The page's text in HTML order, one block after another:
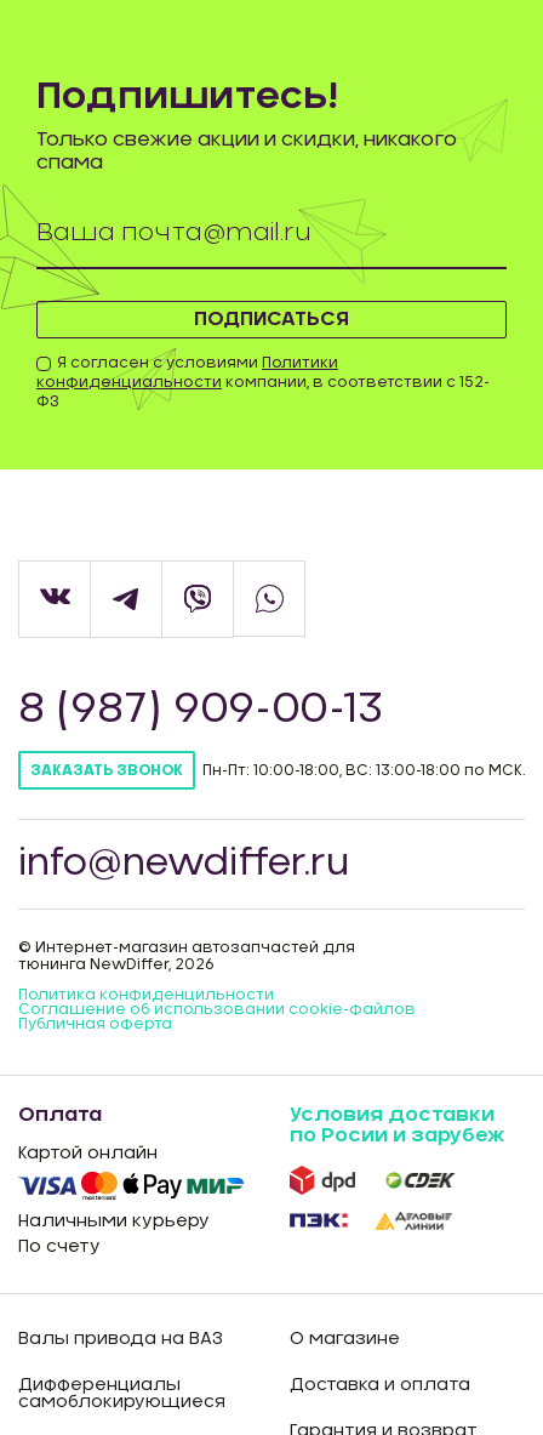
ПОДПИСАТЬСЯ
Я согласен с условиями Политики
конфиденциальности компании, в соответствии с 152-
ФЗ
Подпишитесь!
Только свежие акции и скидки, никакого
спама
8 (987) 909-00-13
ЗАКАЗАТЬ ЗВОНОК Пн-Пт: 10:00-18:00, ВС: 13:00-18:00 по МСК.
info@newdiffer.ru
© Интернет-магазин автозапчастей для
тюнинга NewDiffer, 2026
Политика конфиденцильности
Соглашение об использовании cookie-файлов
Публичная оферта
Оплата
Картой онлайн
Наличными курьеру
По счету
Условия доставки
по Росии и зарубеж
Валы привода на ВАЗ
Дифференциалы
самоблокирующиеся
О магазине
Доставка и оплата
Гарантия и возврат